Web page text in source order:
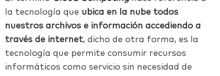
la tecnología que ubica en la nube todos
nuestros archivos e información accediendo a
través de internet, dicho de otra forma, es la
tecnología que permite consumir recursos
informáticos como servicio sin necesidad de